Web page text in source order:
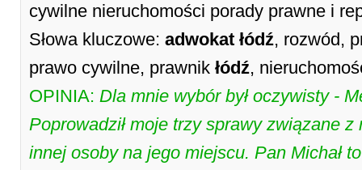
cywilne nieruchomości porady prawne i
Słowa kluczowe: adwokat łódź, rozwód,
prawo cywilne, prawnik łódź,
OPINIA: Dla mnie wybór był oczywisty -
Poprowadził moje trzy sprawy związane
innej osoby na jego miejscu. Pan Michał